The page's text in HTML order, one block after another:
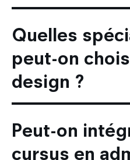
Quelles
peut-on
design ?
Peut-on
cursus en